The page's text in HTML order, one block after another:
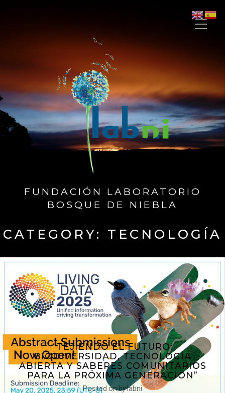
FUNDACIÓN LABORATORIO
BOSQUE DE NIEBLA
CATEGORY: TECNOLOGÍA
“TEJIENDO EL FUTURO:
BIODIVERSIDAD, TECNOLOGÍA
ABIERTA Y SABERES COMUNITARIOS
PARA LA PRÓXIMA GENERACIÓN”
Posted onbylabni